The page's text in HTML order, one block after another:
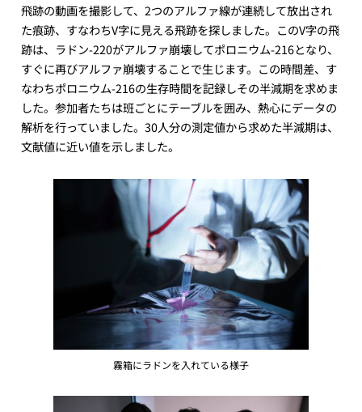
飛跡の動画を撮影して、2つのアルファ線が連続して放出され
た痕跡、すなわちV字に見える飛跡を探しました。このV字の飛
跡は、ラドン-220がアルファ崩壊してポロニウム-216となり、
すぐに再びアルファ崩壊することで生じます。この時間差、す
なわちポロニウム-216の生存時間を記録しその半減期を求めま
した。参加者たちは班ごとにテーブルを囲み、熱心にデータの
解析を行っていました。30人分の測定値から求めた半減期は、
文献値に近い値を示しました。
霧箱にラドンを入れている様子